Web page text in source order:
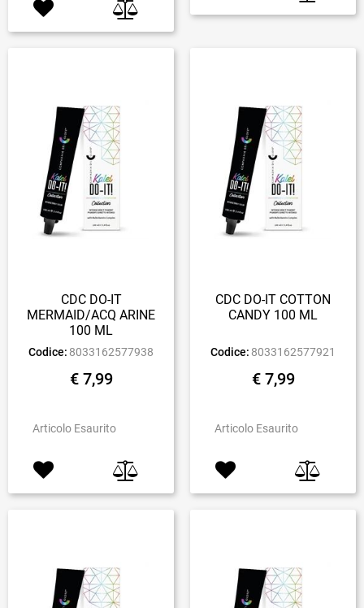
CDC DO-IT
MERMAID/ACQ ARINE
100 ML
Codice: 8033162577938
€ 7,99
Articolo Esaurito
CDC DO-IT COTTON
CANDY 100 ML
Codice: 8033162577921
€ 7,99
Articolo Esaurito